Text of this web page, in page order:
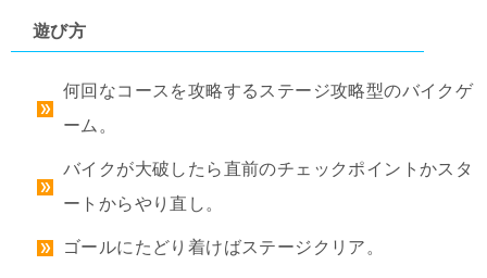
遊び方
何回なコースを攻略するステージ攻略型のバイクゲ
ーム。
バイクが大破したら直前のチェックポイントかスタ
ートからやり直し。
ゴールにたどり着けばステージクリア。